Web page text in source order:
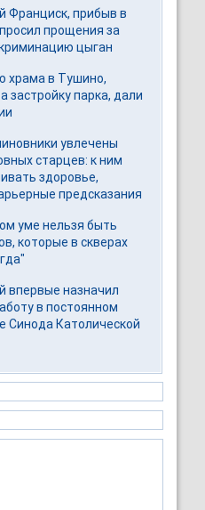
Франциск, прибыв в
прощения за
цыган
храма в Тушино,
застройку парка, дали
увлечены
старцев: к ним
здоровье,
предсказания
уме нельзя быть
которые в скверах
впервые назначил
в постоянном
Синода Католической